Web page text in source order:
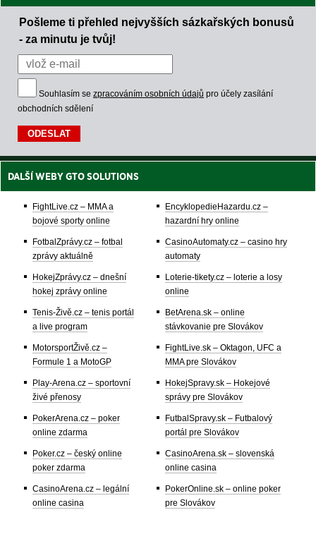
Pošleme ti přehled nejvyšších sázkařských bonusů
- za minutu je tvůj!
Souhlasím se zpracováním osobních údajů pro účely zasílání
obchodních sdělení
DALŠÍ WEBY GTO SOLUTIONS
FightLive.cz – MMA a
bojové sporty online
FotbalZprávy.cz – fotbal
zprávy aktuálně
HokejZprávy.cz – dnešní
hokej zprávy online
Tenis-Živě.cz – tenis portál
a live program
MotorsportŽivě.cz –
Formule 1 a MotoGP
Play-Arena.cz – sportovní
živé přenosy
PokerArena.cz – poker
online zdarma
Poker.cz – český online
poker zdarma
CasinoArena.cz – legální
online casina
EncyklopedieHazardu.cz –
hazardní hry online
CasinoAutomaty.cz – casino hry
automaty
Loterie-tikety.cz – loterie a losy
online
BetArena.sk – online
stávkovanie pre Slovákov
FightLive.sk – Oktagon, UFC a
MMA pre Slovákov
HokejSpravy.sk – Hokejové
správy pre Slovákov
FutbalSpravy.sk – Futbalový
portál pre Slovákov
CasinoArena.sk – slovenská
online casina
PokerOnline.sk – online poker
pre Slovákov